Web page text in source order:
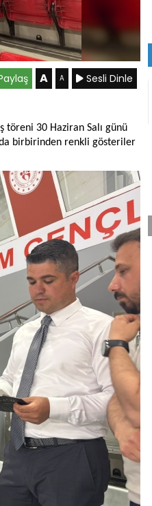
A A Sesli Dinle
töreni 30 Haziran Salı günü
birbirinden renkli gösteriler